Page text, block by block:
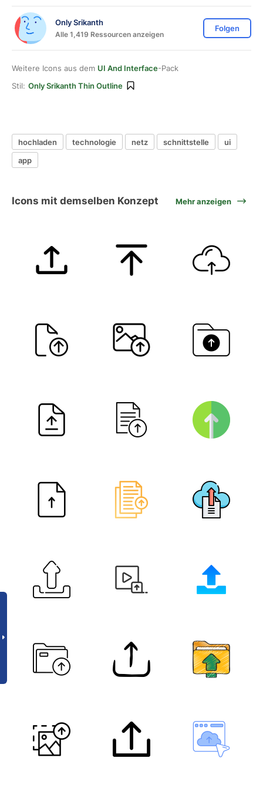
Only Srikanth
Alle 1,419 Ressourcen anzeigen
Folgen
Weitere Icons aus dem UI And Interface-Pack
Stil: Only Srikanth Thin Outline
hochladen technologie netz schnittstelle
ui
app
Icons mit demselben Konzept Mehr anzeigen